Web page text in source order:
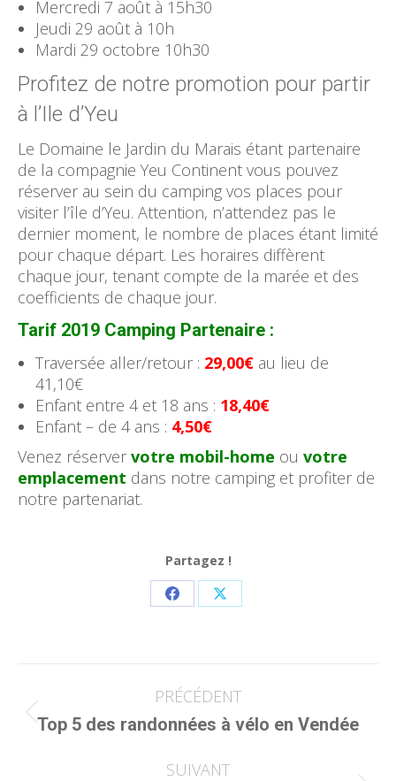
Mercredi 7 août à 15h30
Jeudi 29 août à 10h
Mardi 29 octobre 10h30
Profitez de notre promotion pour partir
à l’Ile d’Yeu
Le Domaine le Jardin du Marais étant partenaire
de la compagnie Yeu Continent vous pouvez
réserver au sein du camping vos places pour
visiter l’île d’Yeu. Attention, n’attendez pas le
dernier moment, le nombre de places étant limité
pour chaque départ. Les horaires diffèrent
chaque jour, tenant compte de la marée et des
coefficients de chaque jour.
Tarif 2019 Camping Partenaire :
Traversée aller/retour : 29,00€ au lieu de
41,10€
Enfant entre 4 et 18 ans : 18,40€
Enfant – de 4 ans : 4,50€
Venez réserver votre mobil-home ou votre
emplacement dans notre camping et profiter de
notre partenariat.
Partagez !
PartagerPartager
article
PRÉCÉDENT
Article
:
Top 5 des randonnées à vélo en Vendée
SUIVANT